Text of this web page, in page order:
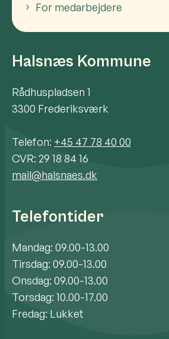
For medarbejdere
Halsnæs Kommune
Rådhuspladsen 1
3300 Frederiksværk
Telefon: +45 47 78 40 00
CVR: 29 18 84 16
mail@halsnaes.dk
Telefontider
Mandag: 09.00-13.00
Tirsdag: 09.00-13.00
Onsdag: 09.00-13.00
Torsdag: 10.00-17.00
Fredag: Lukket